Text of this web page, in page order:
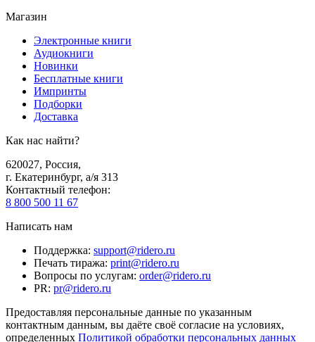
Магазин
Электронные книги
Аудиокниги
Новинки
Бесплатные книги
Импринты
Подборки
Доставка
Как нас найти?
620027, Россия,
г. Екатеринбург, а/я 313
Контактный телефон:
8 800 500 11 67
Написать нам
Поддержка: support@ridero.ru
Печать тиража: print@ridero.ru
Вопросы по услугам: order@ridero.ru
PR: pr@ridero.ru
Предоставляя персональные данные по указанным
контактным данным, вы даёте своё согласие на условиях,
определенных Политикой обработки персональных данных